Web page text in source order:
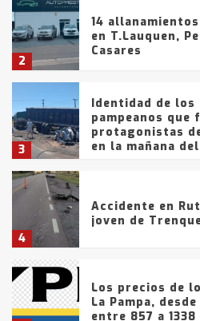
2
14
en T.Lauquen,
Casares
3
Identidad de los
pampeanos que
protagonistas
en la mañana
4
Accidente en
joven de
Los precios de
La Pampa,
entre 857 a 1338